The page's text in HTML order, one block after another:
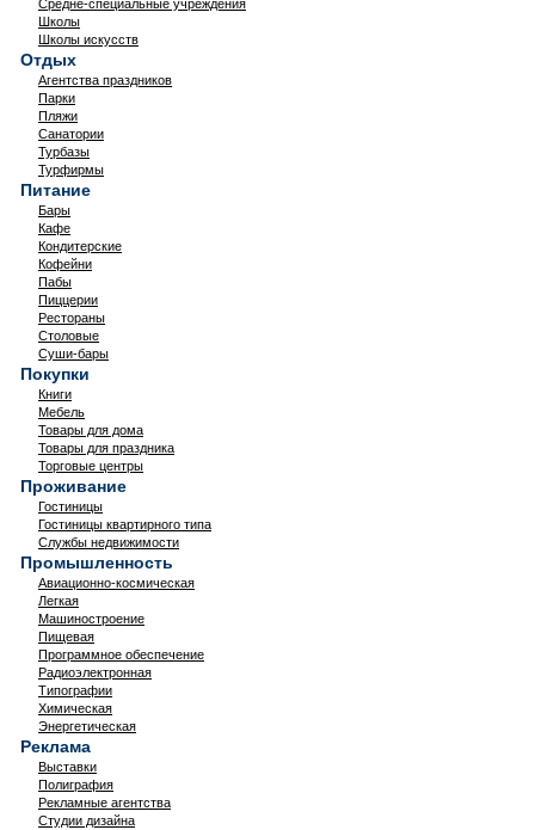
Средне-специальные учреждения
Школы
Школы искусств
Отдых
Агентства праздников
Парки
Пляжи
Санатории
Турбазы
Турфирмы
Питание
Бары
Кафе
Кондитерские
Кофейни
Пабы
Пиццерии
Рестораны
Столовые
Суши-бары
Покупки
Книги
Мебель
Товары для дома
Товары для праздника
Торговые центры
Проживание
Гостиницы
Гостиницы квартирного типа
Службы недвижимости
Промышленность
Авиационно-космическая
Легкая
Машиностроение
Пищевая
Программное обеспечение
Радиоэлектронная
Типографии
Химическая
Энергетическая
Реклама
Выставки
Полиграфия
Рекламные агентства
Студии дизайна